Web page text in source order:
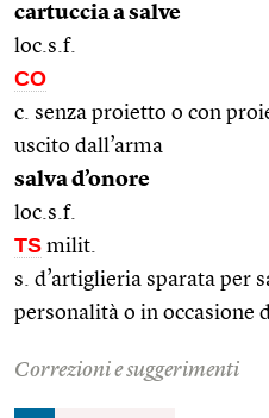
cartuccia a salve
loc.s.f.
CO
c. senza proietto o con
uscito dall’arma
salva d’onore
loc.s.f.
TS milit.
s. d’artiglieria sparata per
personalità o in occasione
Correzioni e suggerimenti